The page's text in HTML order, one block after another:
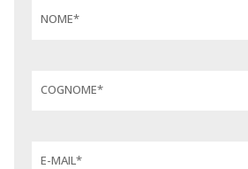
NOME*
COGNOME*
E-MAIL*